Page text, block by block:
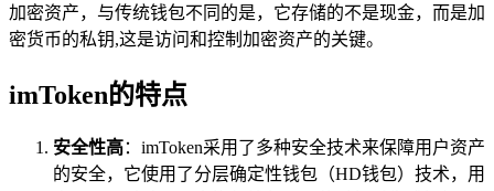
加密资产，与传统钱包不同的是，它存储的不是现金，而是加
密货币的私钥,这是访问和控制加密资产的关键。
imToken的特点
安全性高：imToken采用了多种安全技术来保障用户资产
的安全，它使用了分层确定性钱包（HD钱包）技术，用